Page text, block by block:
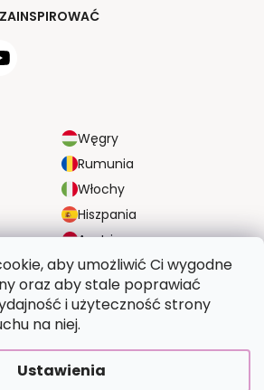
aby umożliwić Ci wygodne
oraz aby stale poprawiać
i użyteczność strony
na niej.
Ustawienia
Węgry
Rumunia
Włochy
Hiszpania
Austria
DOSTAWY